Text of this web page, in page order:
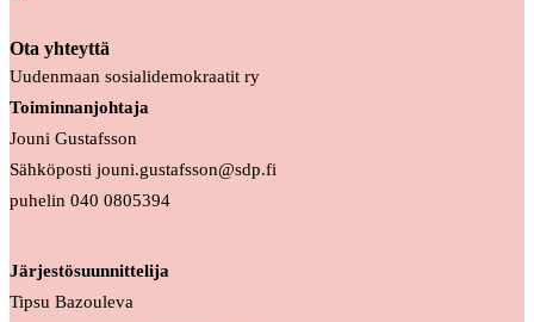
Ota yhteyttä
Uudenmaan sosialidemokraatit ry
Toiminnanjohtaja
Jouni Gustafsson
Sähköposti jouni.gustafsson@sdp.fi
puhelin 040 0805394
Järjestösuunnittelija
Tipsu Bazouleva